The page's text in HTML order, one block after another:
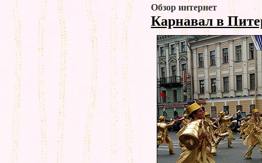
Обзор интернет
Карнавал в